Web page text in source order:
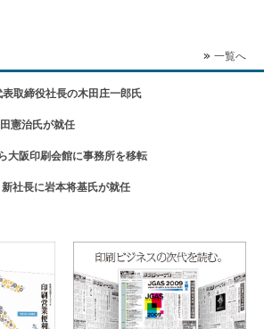
一覧へ
表取締役社長の木田庄一郎氏
憲治氏が就任
大阪印刷会館に事務所を移転
社長に岩本将基氏が就任